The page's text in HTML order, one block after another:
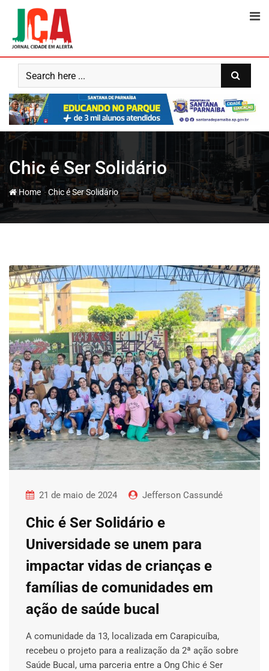
content
Chic é Ser Solidário
Home-Chic é Ser Solidário
21 de maio de 2024 Jefferson Cassundé
Chic é Ser Solidário e
Universidade se unem para
impactar vidas de crianças e
famílias de comunidades em
ação de saúde bucal
A comunidade da 13, localizada em Carapicuíba,
recebeu o projeto para a realização da 2ª ação sobre
Saúde Bucal, uma parceria entre a Ong Chic é Ser